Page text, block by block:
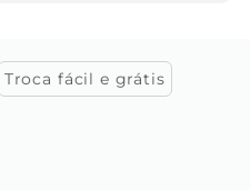
Troca fácil e grátis